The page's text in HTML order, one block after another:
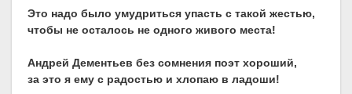
Это надо было умудриться упасть с такой жестью,
чтобы не осталось не одного живого места!
Андрей Дементьев без сомнения поэт хороший,
за это я ему с радостью и хлопаю в ладоши!